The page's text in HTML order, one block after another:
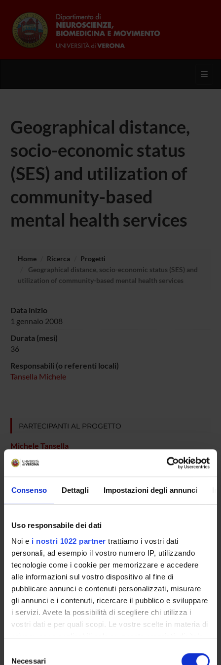
Consenso Dettagli Impostazioni degli annunci
Uso responsabile dei dati
Noi e i nostri 1022 partner trattiamo i vostri dati
personali, ad esempio il vostro numero IP, utilizzando
tecnologie come i cookie per memorizzare e accedere
alle informazioni sul vostro dispositivo al fine di
pubblicare annunci e contenuti personalizzati, misurare
gli annunci e i contenuti, ricercare il pubblico e sviluppare
i servizi. Avete la possibilità di scegliere chi utilizza i
vostri dati e per quali scopi. Le vostre scelte in materia di
privacy sono applicabili solo su questa proprietà digitale
modificare o revocare il proprio consenso in qualsiasi
delNecessari
Geographical distance,
socio-economic status
(SES) and utilization of
community-based
mental health services
Home Ricerca
Progetti
Geographical distance, socio-economic status (SES) and
utilization of community-based mental health services
Data inizio
1 gennaio 2008
Durata (mesi)
36
Responsabili (o referenti locali)
Tansella Michele
PARTECIPANTI AL PROGETTO
Michele Tansella
AREE DI RICERCA COINVOLTE DAL PROGETTO
Psychiatry
SEZIONI
Psichiatria
ATTIVITÀ